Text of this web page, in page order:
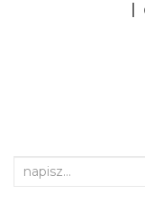
Search for: